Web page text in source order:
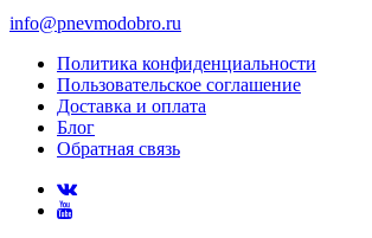
info@pnevmodobro.ru
Политика конфиденциальности
Пользовательское соглашение
Доставка и оплата
Блог
Обратная связь